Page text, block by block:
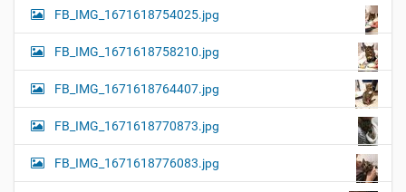
FB_IMG_1671618754025.jpg
FB_IMG_1671618758210.jpg
FB_IMG_1671618764407.jpg
FB_IMG_1671618770873.jpg
FB_IMG_1671618776083.jpg